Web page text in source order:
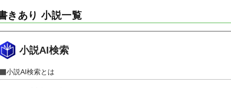
きあり 小説一覧
小説AI検索
小説AI検索とは